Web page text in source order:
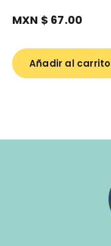
MXN $ 67.00
Añadir al carrito